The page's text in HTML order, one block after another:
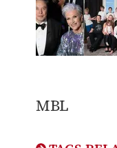
MBL